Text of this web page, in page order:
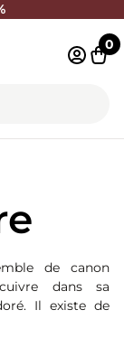
0
de canon
dans sa
Il existe de
fonction des